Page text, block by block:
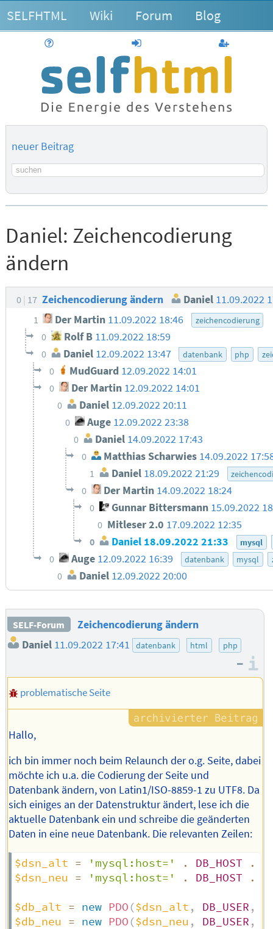
SELFHTML Wiki Forum Blog
anmelden
neuer Beitrag
Suchbegriff
Daniel: Zeichencodierung
ändern
0 17 Zeichencodierung ändern Daniel 11.09.2022
1 Der Martin 11.09.2022 18:46 zeichencodierung
0 Rolf B 11.09.2022 18:59
0 Daniel 12.09.2022 13:47 datenbank php
0 MudGuard 12.09.2022 14:01
0 Der Martin 12.09.2022 14:01
0 Daniel 12.09.2022 20:11
0 Auge 12.09.2022 23:38
0 Daniel 14.09.2022 17:43
0 Matthias Scharwies 14.09.2022
1 Daniel 18.09.2022 21:29
0 Der Martin 14.09.2022 18:24
0 Gunnar Bittersmann 15.09.2022
0 Mitleser 2.0 17.09.2022 12:35
0 Daniel 18.09.2022 21:33 mysql
0 Auge 12.09.2022 16:39 datenbank mysql
0 Daniel 12.09.2022 20:00
SELF-Forum
Zeichencodierung ändern
Daniel 11.09.2022 17:41 datenbank html php
–
problematische Seite
Hallo,
ich bin immer noch beim Relaunch der o.g. Seite, dabei
möchte ich u.a. die Codierung der Seite und
Datenbank ändern, von Latin1/ISO-8859-1 zu UTF8. Da
sich einiges an der Datenstruktur ändert, lese ich die
aktuelle Datenbank ein und schreibe die geänderten
Daten in eine neue Datenbank. Die relevanten Zeilen:
$dsn_alt = 'mysql:host=' . DB_HOST .
$dsn_neu = 'mysql:host=' . DB_HOST .
$db_alt = new PDO ($dsn_alt , DB_USER ,
$db_neu = new PDO ($dsn_neu , DB_USER ,